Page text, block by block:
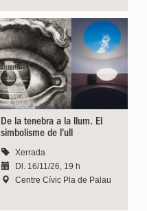
De la tenebra a la llum. El
simbolisme de l'ull
Xerrada
Dl. 16/11/26, 19 h
Centre Cívic Pla de Palau